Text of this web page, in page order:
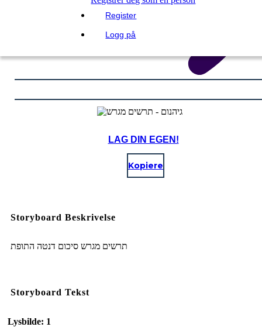
Register
Logg på
LAG DIN EGEN!
Kopiere
Storyboard Beskrivelse
תרשים מגרש סיכום דנטה התופת
Storyboard Tekst
Lysbilde: 1